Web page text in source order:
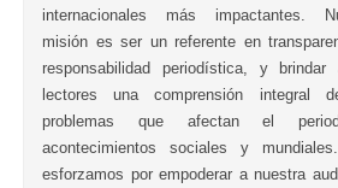
internacionales más impactantes.
misión es ser un referente en
responsabilidad periodística, y
lectores una comprensión integral
problemas que afectan el
acontecimientos sociales y
esforzamos por empoderar a nuestra